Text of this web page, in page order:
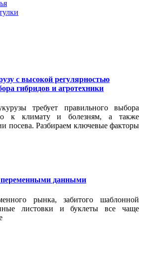
с высокой регулярностью
гибридов и агротехники
требует правильного выбора
к климату и болезням, а также
посева. Разбираем ключевые факторы
переменными данными
рынка, забитого шаблонной
листовки и буклеты все чаще